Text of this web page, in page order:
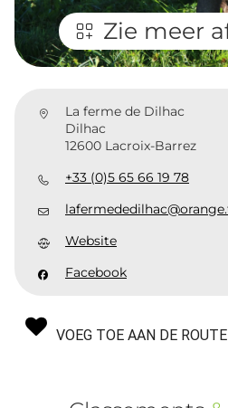
Zie meer
La ferme de Dilhac
Dilhac
12600 Lacroix-Barrez
+33 (0)5 65 66 19 78
Website
Facebook
VOEG TOE AAN DE